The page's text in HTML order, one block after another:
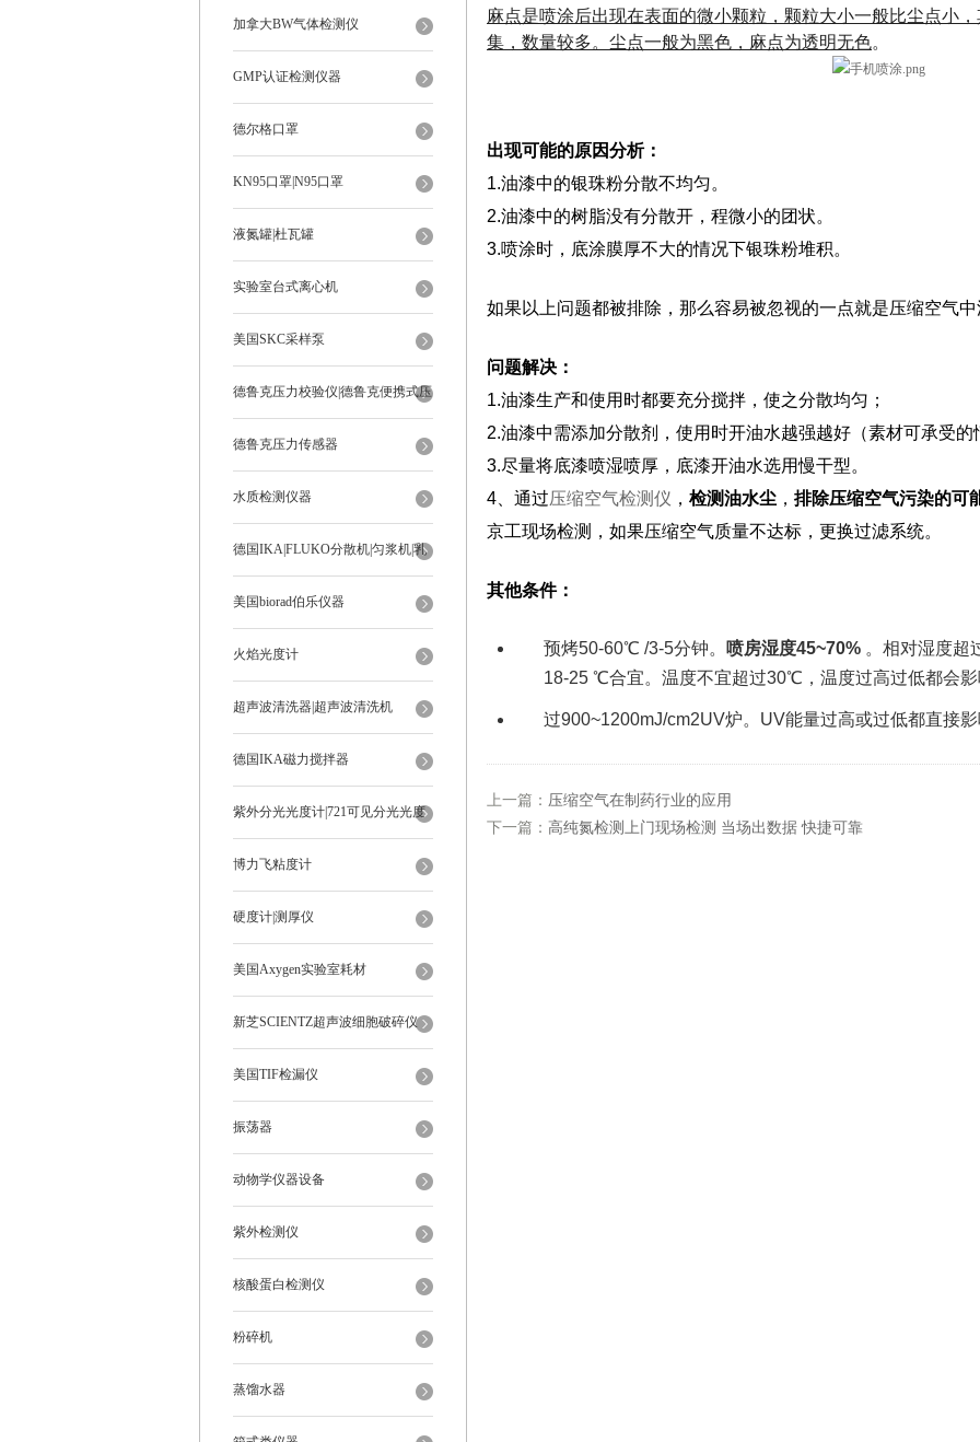
加拿大BW气体检测仪
GMP认证检测仪器
德尔格口罩
KN95口罩|N95口罩
液氮罐|杜瓦罐
实验室台式离心机
美国SKC采样泵
德鲁克压力校验仪|德鲁克便携式压
力校验仪
德鲁克压力传感器
水质检测仪器
德国IKA|FLUKO分散机|匀浆机|乳
化机
美国biorad伯乐仪器
火焰光度计
超声波清洗器|超声波清洗机
德国IKA磁力搅拌器
紫外分光光度计|721可见分光光度
计
博力飞粘度计
硬度计|测厚仪
美国Axygen实验室耗材
新芝SCIENTZ超声波细胞破碎仪
美国TIF检漏仪
振荡器
动物学仪器设备
紫外检测仪
核酸蛋白检测仪
粉碎机
蒸馏水器
麻点是喷涂后出现在表面的微小颗粒，颗粒大小一般比尘点小
集，数量较多。尘点一般为黑色，麻点为透明无色。
出现可能的原因分析：
1.油漆中的银珠粉分散不均匀。
2.油漆中的树脂没有分散开，程微小的团状。
3.喷涂时，底涂膜厚不大的情况下银珠粉堆积。
如果以上问题都被排除，那么容易被忽视的一点就是压缩空气
问题解决：
1.油漆生产和使用时都要充分搅拌，使之分散均匀；
2.油漆中需添加分散剂，使用时开油水越强越好（素材可承受的
3.尽量将底漆喷湿喷厚，底漆开油水选用慢干型。
4、通过压缩空气检测仪 ， 检测油水尘 ， 排除压缩空气污染的可
京工现场检测，如果压缩空气质量不达标，更换过滤系统。
其他条件：
预烤50-60℃ /3-5分钟。 喷房湿度45~70% 。相对湿度超
18-25 ℃合宜。温度不宜超过30℃，温度过高过低都会
过900~1200mJ/cm2UV炉。UV能量过高或过低都直接
上一篇： 压缩空气在制药行业的应用
下一篇： 高纯氮检测上门现场检测 当场出数据 快捷可靠